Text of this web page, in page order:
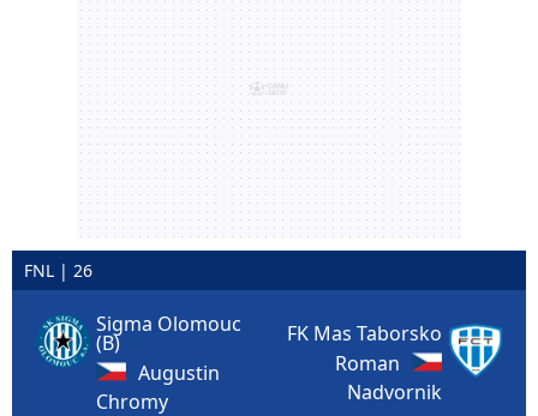
FNL | 26
Sigma Olomouc
(B)
Augustin
Chromy
FK Mas Taborsko
Roman
Nadvornik